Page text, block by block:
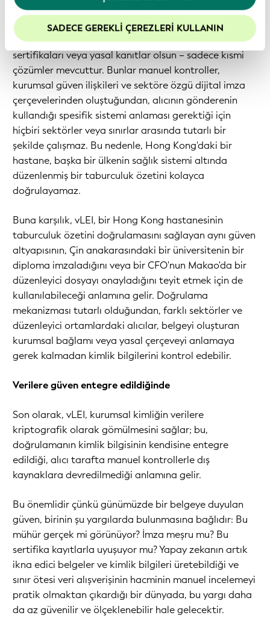
Web sitemizdeki deneyiminizi geliştirmek için
çerezleri etkin tutmanızı öneririz.
SADECE GEREKLI ÇEREZLERI KULLANIN
Belgelere duyulan evrensel güven ihtiyacına rağmen –
ister derece ve diplomalar, tıbbi sonuçlar, tedarikçi
sertifikaları veya yasal kanıtlar olsun – sadece kısmi
çözümler mevcuttur. Bunlar manuel kontroller,
kurumsal güven ilişkileri ve sektöre özgü dijital imza
çerçevelerinden oluştuğundan, alıcının gönderenin
kullandığı spesifik sistemi anlaması gerektiği için
hiçbiri sektörler veya sınırlar arasında tutarlı bir
şekilde çalışmaz. Bu nedenle, Hong Kong'daki bir
hastane, başka bir ülkenin sağlık sistemi altında
düzenlenmiş bir taburculuk özetini kolayca
doğrulayamaz.
Buna karşılık, vLEI, bir Hong Kong hastanesinin
taburculuk özetini doğrulamasını sağlayan aynı güven
altyapısının, Çin anakarasındaki bir üniversitenin bir
diploma imzaladığını veya bir CFO'nun Makao'da bir
düzenleyici dosyayı onayladığını teyit etmek için de
kullanılabileceği anlamına gelir. Doğrulama
mekanizması tutarlı olduğundan, farklı sektörler ve
düzenleyici ortamlardaki alıcılar, belgeyi oluşturan
kurumsal bağlamı veya yasal çerçeveyi anlamaya
gerek kalmadan kimlik bilgilerini kontrol edebilir.
Verilere güven entegre edildiğinde
Son olarak, vLEI, kurumsal kimliğin verilere
kriptografik olarak gömülmesini sağlar; bu,
doğrulamanın kimlik bilgisinin kendisine entegre
edildiği, alıcı tarafta manuel kontrollerle dış
kaynaklara devredilmediği anlamına gelir.
Bu önemlidir çünkü günümüzde bir belgeye duyulan
güven, birinin şu yargılarda bulunmasına bağlıdır: Bu
mühür gerçek mi görünüyor? İmza meşru mu? Bu
sertifika kayıtlarla uyuşuyor mu? Yapay zekanın artık
ikna edici belgeler ve kimlik bilgileri üretebildiği ve
sınır ötesi veri alışverişinin hacminin manuel incelemeyi
pratik olmaktan çıkardığı bir dünyada, bu yargı daha
da az güvenilir ve ölçeklenebilir hale gelecektir.